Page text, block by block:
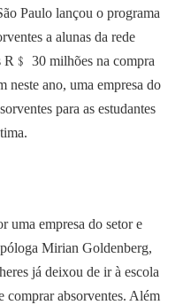
Paulo lançou o programa
a alunas da rede
R﹩ 30 milhões na compra
neste ano, uma empresa do
para as estudantes
uma empresa do setor e
Mirian Goldenberg,
já deixou de ir à escola
comprar absorventes. Além